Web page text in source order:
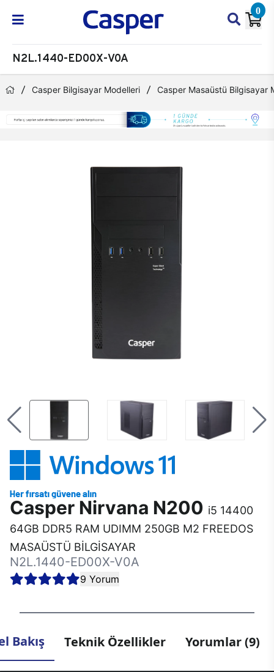
0
N2L.1440-ED00X-V0A
Casper Bilgisayar Modelleri Casper Masaüstü Bilgisayar
Casper Nirvana N200 i5 14400
64GB DDR5 RAM UDIMM 250GB M2 FREEDOS
MASAÜSTÜ BİLGİSAYAR
N2L.1440-ED00X-V0A
9 Yorum
Bakış Teknik Özellikler Yorumlar (9)